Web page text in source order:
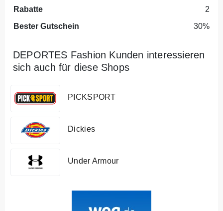
Rabatte
2
Bester Gutschein
30%
DEPORTES Fashion Kunden interessieren
sich auch für diese Shops
PICKSPORT
Dickies
Under Armour